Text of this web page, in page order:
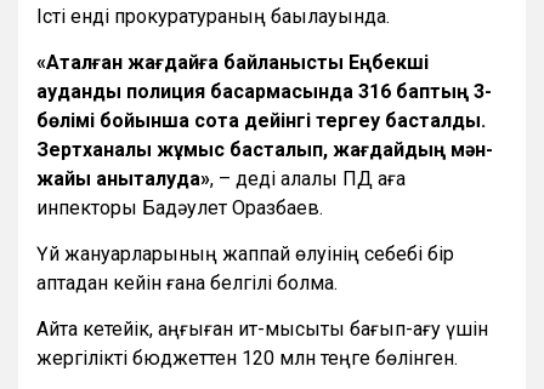
Істі енді прокуратураның бақылауында.
«Аталған жағдайға байланысты Еңбекші
аудандық полиция басқармасында 316 баптың 3-
бөлімі бойынша сотқа дейінгі тергеу басталды.
Зертханалық жұмыс басталып, жағдайдың мән-
жайы анықталуда», – деді қалалық ПД аға
инпекторы Бақдәулет Оразбаев.
Үй жануарларының жаппай өлуінің себебі бір
аптадан кейін ғана белгілі болмақ.
Айта кетейік, қаңғыған ит-мысықты бағып-қағу үшін
жергілікті бюджеттен 120 млн теңге бөлінген.